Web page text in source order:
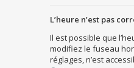
L’heure n’est pas
Il est possible que
modifiez le fuseau
réglages, n’est